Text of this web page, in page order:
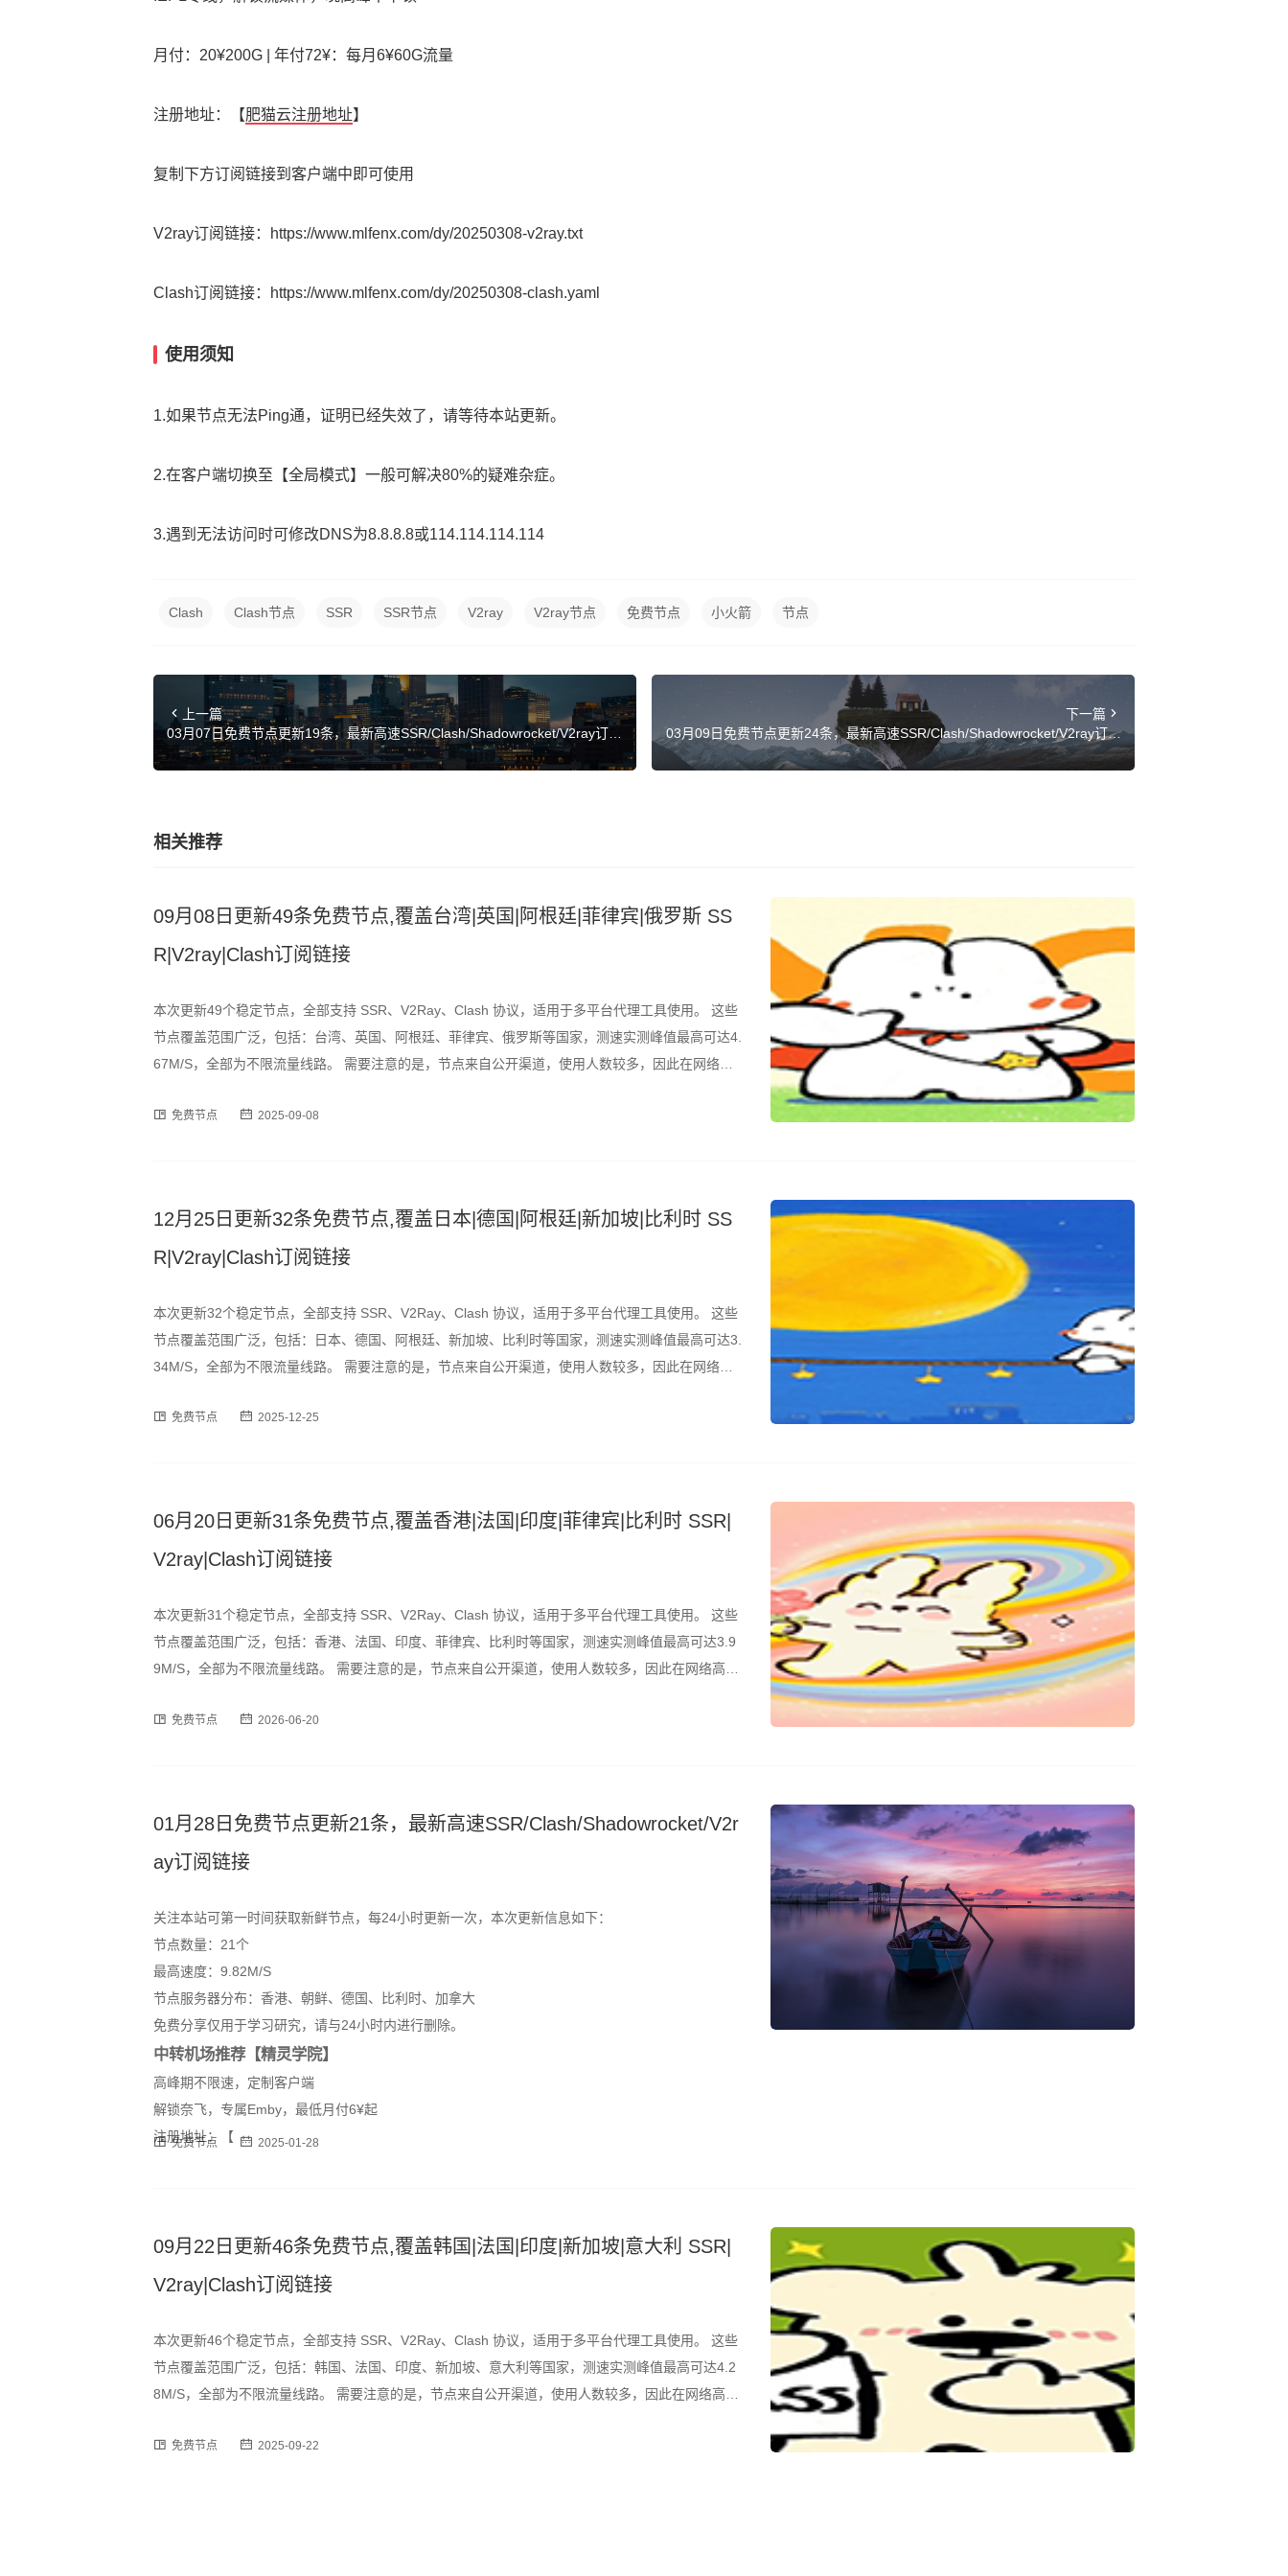
月付：20¥200G | 年付72¥：每月6¥60G流量
注册地址：【肥猫云注册地址】
复制下方订阅链接到客户端中即可使用
V2ray订阅链接：https://www.mlfenx.com/dy/20250308-v2ray.txt
Clash订阅链接：https://www.mlfenx.com/dy/20250308-clash.yaml
使用须知
1.如果节点无法Ping通，证明已经失效了，请等待本站更新。
2.在客户端切换至【全局模式】一般可解决80%的疑难杂症。
3.遇到无法访问时可修改DNS为8.8.8.8或114.114.114.114
Clash Clash节点 SSR SSR节点 V2ray V2ray节点 免费节点 小火箭 节点
上一篇
03月07日免费节点更新19条，最新高速SSR/Clash/Shadowrocket/V2ray订阅
链接
下一篇
03月09日免费节点更新24条，最新高速SSR/Clash/Shadowrocket/V2ray订阅
链接
相关推荐
09月08日更新49条免费节点,覆盖台湾|英国|阿根廷|菲律宾|俄罗斯 SS
R|V2ray|Clash订阅链接
本次更新49个稳定节点，全部支持 SSR、V2Ray、Clash 协议，适用于多平台代理工具使用。 这些
节点覆盖范围广泛，包括：台湾、英国、阿根廷、菲律宾、俄罗斯等国家，测速实测峰值最高可达4.
67M/S，全部为不限流量线路。 需要注意的是，节点来自公开渠道，使用人数较多，因此在网络高
为订阅格式，用户可通过以下
免费节点 2025-09-08
12月25日更新32条免费节点,覆盖日本|德国|阿根廷|新加坡|比利时 SS
R|V2ray|Clash订阅链接
本次更新32个稳定节点，全部支持 SSR、V2Ray、Clash 协议，适用于多平台代理工具使用。 这些
节点覆盖范围广泛，包括：日本、德国、阿根廷、新加坡、比利时等国家，测速实测峰值最高可达3.
34M/S，全部为不限流量线路。 需要注意的是，节点来自公开渠道，使用人数较多，因此在网络高
为订阅格式，用户可通过以下
免费节点 2025-12-25
06月20日更新31条免费节点,覆盖香港|法国|印度|菲律宾|比利时 SSR|
V2ray|Clash订阅链接
本次更新31个稳定节点，全部支持 SSR、V2Ray、Clash 协议，适用于多平台代理工具使用。 这些
节点覆盖范围广泛，包括：香港、法国、印度、菲律宾、比利时等国家，测速实测峰值最高可达3.9
9M/S，全部为不限流量线路。 需要注意的是，节点来自公开渠道，使用人数较多，因此在网络高峰
订阅格式，用户可通过以下链
免费节点 2026-06-20
01月28日免费节点更新21条，最新高速SSR/Clash/Shadowrocket/V2r
ay订阅链接
关注本站可第一时间获取新鲜节点，每24小时更新一次，本次更新信息如下：
节点数量：21个
最高速度：9.82M/S
节点服务器分布：香港、朝鲜、德国、比利时、加拿大
免费分享仅用于学习研究，请与24小时内进行删除。
中转机场推荐【精灵学院】
高峰期不限速，定制客户端
解锁奈飞，专属Emby，最低月付6¥起
注册地址：【
免费节点 2025-01-28
09月22日更新46条免费节点,覆盖韩国|法国|印度|新加坡|意大利 SSR|
V2ray|Clash订阅链接
本次更新46个稳定节点，全部支持 SSR、V2Ray、Clash 协议，适用于多平台代理工具使用。 这些
节点覆盖范围广泛，包括：韩国、法国、印度、新加坡、意大利等国家，测速实测峰值最高可达4.2
8M/S，全部为不限流量线路。 需要注意的是，节点来自公开渠道，使用人数较多，因此在网络高峰
订阅格式，用户可通过以下链
免费节点 2025-09-22